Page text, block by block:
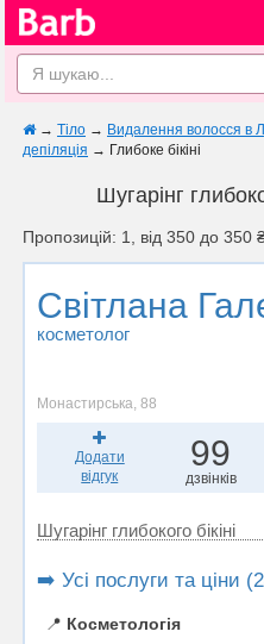
→ Тіло → Видалення волосся в
депіляція → Глибоке бікіні
Шугарінг
Пропозицій: 1, від 350 до 350
Світлана
косметолог
Монастирська, 88
Додати
відгук
99
дзвінків
Шугарінг глибокого бікіні
➡️ Усі послуги та ціни
📍 Косметологія